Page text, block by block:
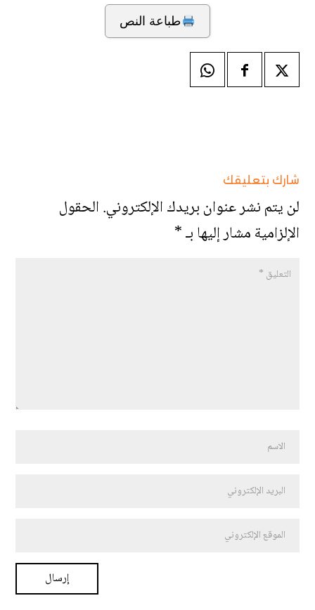
طباعة النص
شارك بتعليقك
لن يتم نشر عنوان بريدك الإلكتروني.الحقول
الإلزامية مشار إليها بـ*